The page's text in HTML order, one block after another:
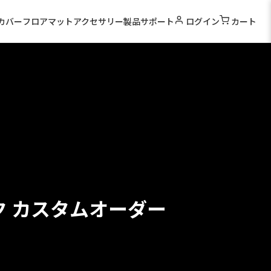
バーフロアマットアクセサリー製品サポート ログイン カート
カスタムオーダー